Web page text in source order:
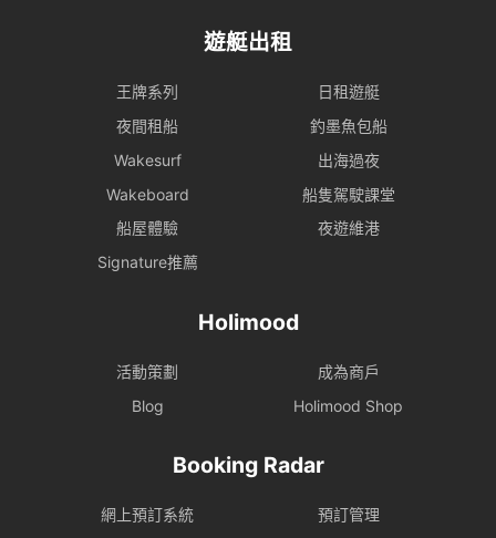
遊艇出租
王牌系列
日租遊艇
夜間租船
釣墨魚包船
Wakesurf
出海過夜
Wakeboard
船隻駕駛課堂
船屋體驗
夜遊維港
Signature推薦
Holimood
活動策劃
成為商戶
Blog
Holimood Shop
Booking Radar
網上預訂系統
預訂管理